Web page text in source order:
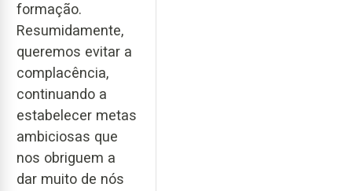
formação.
Resumidamente,
queremos evitar a
complacência,
continuando a
estabelecer metas
ambiciosas que
nos obriguem a
dar muito de nós